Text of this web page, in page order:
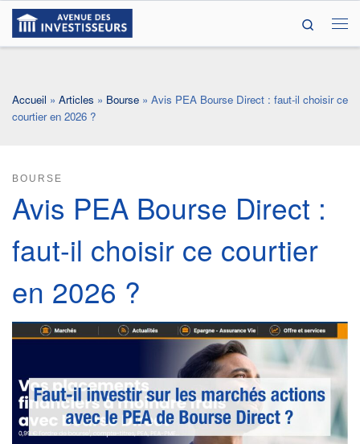
Passer au contenu
Search
Accueil » Articles » Bourse » Avis PEA Bourse Direct : faut-il choisir ce
courtier en 2026 ?
BOURSE
Avis PEA Bourse Direct :
faut-il choisir ce courtier
en 2026 ?